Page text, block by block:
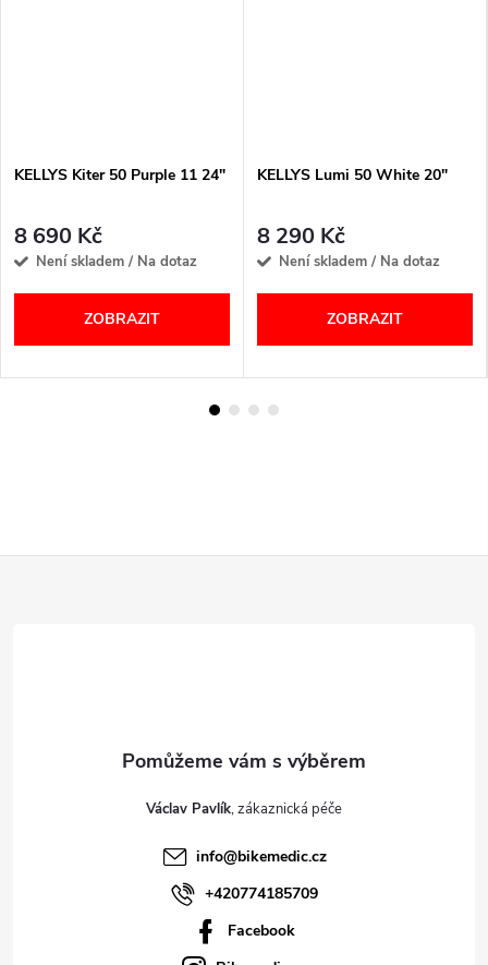
KELLYS Kiter 50 Purple 11 24"
8 690 Kč
Není skladem / Na dotaz
ZOBRAZIT
KELLYS Lumi 50 White 20"
8 290 Kč
Není skladem / Na dotaz
ZOBRAZIT
Václav Pavlík
info@bikemedic.cz
+420774185709
Facebook